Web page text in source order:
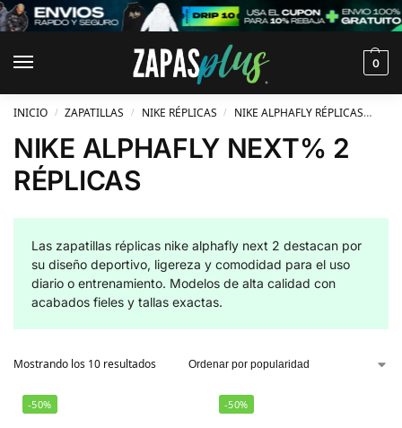
0
INICIO / ZAPATILLAS / NIKE RÉPLICAS / NIKE ALPHAFLY RÉPLICAS
NIKE ALPHAFLY NEXT% 2
RÉPLICAS
Las zapatillas réplicas nike alphafly next 2 destacan por
su diseño deportivo, ligereza y comodidad para el uso
diario o entrenamiento. Modelos de alta calidad con
acabados fieles y tallas exactas.
Mostrando los 10 resultados
-50% -50%